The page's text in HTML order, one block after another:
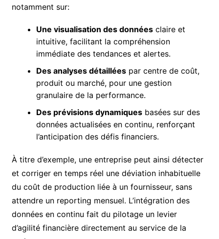
notamment sur:
Une visualisation des donnéesclaire et
intuitive, facilitant la compréhension
immédiate des tendances et alertes.
Des analyses détailléespar centre de coût,
produit ou marché, pour une gestion
granulaire de la performance.
Des prévisions dynamiquesbasées sur des
données actualisées en continu, renforçant
l’anticipation des défis financiers.
À titre d’exemple, une entreprise peut ainsi détecter
et corriger en temps réel une déviation inhabituelle
du coût de production liée à un fournisseur, sans
attendre un reporting mensuel. L’intégration des
données en continu fait du pilotage un levier
d’agilité financière directement au service de la